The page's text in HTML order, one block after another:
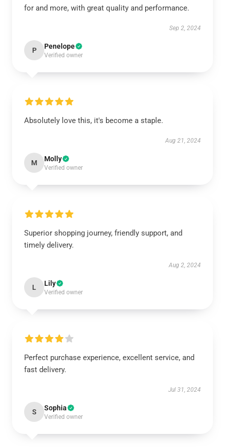
for and more, with great quality and performance.
Sep 2, 2024
P Penelope
Verified owner
Absolutely love this, it's become a staple.
Aug 21, 2024
M Molly
Verified owner
Superior shopping journey, friendly support, and
timely delivery.
Aug 2, 2024
L Lily
Verified owner
Perfect purchase experience, excellent service, and
fast delivery.
Jul 31, 2024
S Sophia
Verified owner